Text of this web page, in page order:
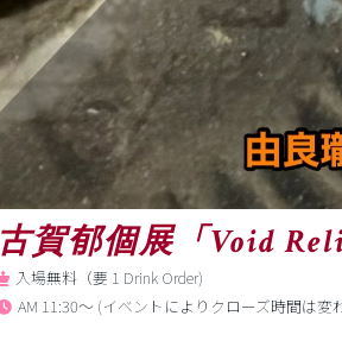
古賀郁個展「Void
入場無料（要 1 Drink Order)
AM 11:30～ (イベントによりクローズ時間は